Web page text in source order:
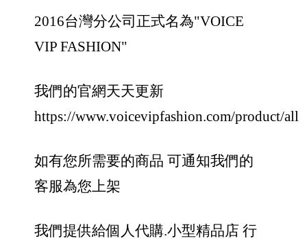
2016台灣分公司正式名為"VOICE
VIP FASHION"
我們的官網天天更新
https://www.voicevipfashion.com/product/all
如有您所需要的商品 可通知我們的
客服為您上架
我們提供給個人代購.小型精品店 行